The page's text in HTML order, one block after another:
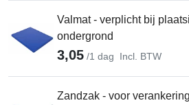
Valmat - verplicht bij
ondergrond
3,05 /1 dag Incl. BTW
Zandzak - voor